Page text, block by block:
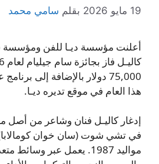
19 مايو 2026 بقلم سامي محمد
أعلنت مؤسسة ديـا للفن ومؤسسة
75,000 دولار بالإضافة إلى
هذا العام في موقع تديره ديـا.
إدغار كاليـل فنان وشاعر من أصل
في تشي شوت (سان خوان كومالابا)،
مواليد 1987. يعمل عبر